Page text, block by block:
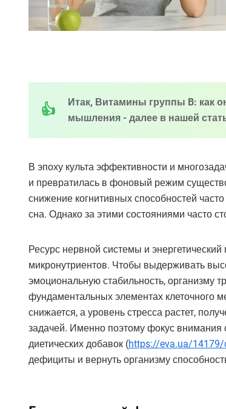
Итак, Витамины группы B: как
мышления - далее в нашей
В эпоху культа эффективности и
и превратилась в фоновый режим
снижение когнитивных способностей
сна. Однако за этими состояниями часто
Ресурс нервной системы и
микронутриентов. Чтобы выдерживать
эмоциональную стабильность, организму
фундаментальных элементах клеточного
снижается, а уровень стресса растет,
задачей. Именно поэтому фокус внимания
диетических добавок (https://eva.ua/14179/
дефициты и вернуть организму